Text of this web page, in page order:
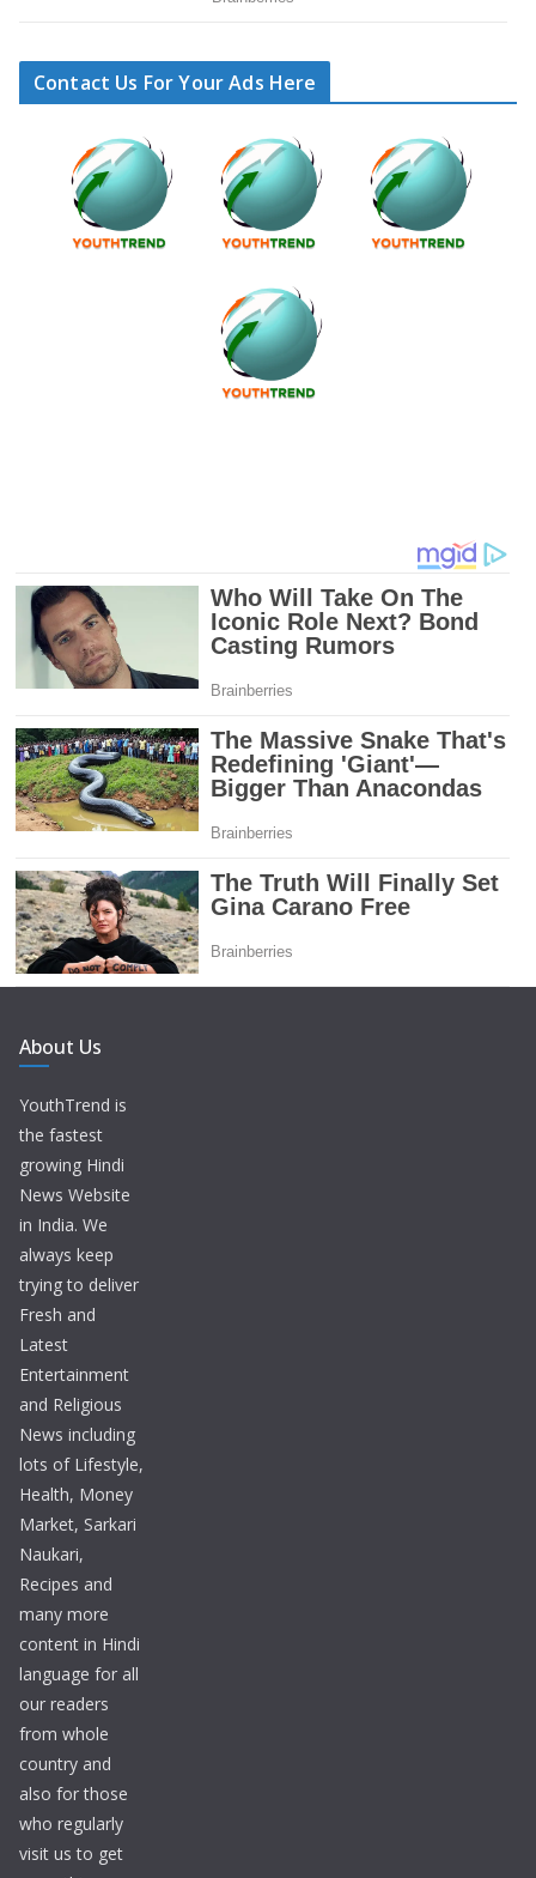
Contact Us For Your Ads Here
About Us
YouthTrend is
the fastest
growing Hindi
News Website
in India. We
always keep
trying to deliver
Fresh and
Latest
Entertainment
and Religious
News including
lots of Lifestyle,
Health, Money
Market, Sarkari
Naukari,
Recipes and
many more
content in Hindi
language for all
our readers
from whole
country and
also for those
who regularly
visit us to get